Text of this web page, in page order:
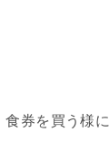
券を買う様